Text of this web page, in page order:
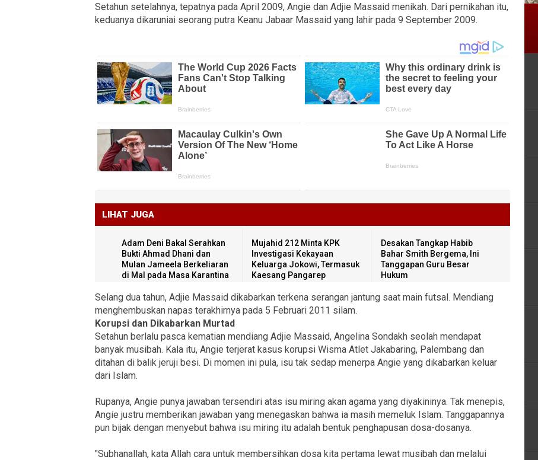
Setahun setelahnya, tepatnya pada April 2009, Angie dan Adjie Massaid menikah. Dari pernikahan itu,
keduanya dikaruniai seorang putra Keanu Jabaar Massaid yang lahir pada 9 September 2009.
LIHAT JUGA
Adam Deni Bakal Serahkan
Bukti Ahmad Dhani dan
Mulan Jameela Berkeliaran
di Mal pada Masa Karantina
Mujahid 212 Minta KPK
Investigasi Kekayaan
Keluarga Jokowi, Termasuk
Kaesang Pangarep
Desakan Tangkap Habib
Bahar Smith Bergema, Ini
Tanggapan Guru Besar
Hukum
Selang dua tahun, Adjie Massaid dikabarkan terkena serangan jantung saat main futsal. Mendiang
menghembuskan napas terakhirnya pada 5 Februari 2011 silam.
Korupsi dan Dikabarkan Murtad
Setahun berlalu pasca kematian mendiang Adjie Massaid, Angelina Sondakh seolah mendapat
banyak musibah. Kala itu, Angie terjerat kasus korupsi Wisma Atlet Jakabaring, Palembang dan
ditahan di balik jeruji besi. Di momen ini pula, isu tak sedap menerpa Angie yang dikabarkan keluar
dari Islam.
Rupanya, Angie punya jawaban tersendiri atas isu miring akan agama yang diyakininya. Tak menepis,
Angie justru memberikan jawaban yang menegaskan bahwa ia masih memeluk Islam. Tanggapannya
pun bijak dengan menyebut bahwa isu miring itu adalah bentuk penghapusan dosa-dosanya.
"Subhanallah, kata Allah cara untuk membersihkan dosa kita pertama lewat musibah dan melalui